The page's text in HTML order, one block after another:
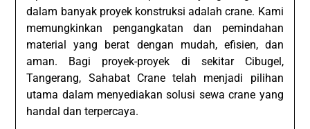
dalam banyak proyek konstruksi adalah crane. Kami
memungkinkan pengangkatan dan pemindahan
material yang berat dengan mudah, efisien, dan
aman. Bagi proyek-proyek di sekitar Cibugel,
Tangerang, Sahabat Crane telah menjadi pilihan
utama dalam menyediakan solusi sewa crane yang
handal dan terpercaya.